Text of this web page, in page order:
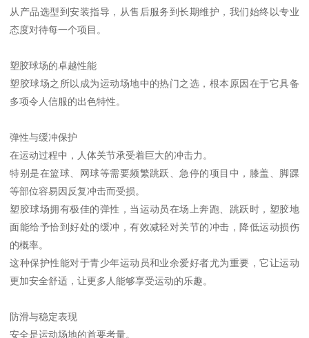
从产品选型到安装指导，从售后服务到长期维护，我们始终以专业
态度对待每一个项目。
塑胶球场的卓越性能
塑胶球场之所以成为运动场地中的热门之选，根本原因在于它具备
多项令人信服的出色特性。
弹性与缓冲保护
在运动过程中，人体关节承受着巨大的冲击力。
特别是在篮球、网球等需要频繁跳跃、急停的项目中，膝盖、脚踝
等部位容易因反复冲击而受损。
塑胶球场拥有极佳的弹性，当运动员在场上奔跑、跳跃时，塑胶地
面能给予恰到好处的缓冲，有效减轻对关节的冲击，降低运动损伤
的概率。
这种保护性能对于青少年运动员和业余爱好者尤为重要，它让运动
更加安全舒适，让更多人能够享受运动的乐趣。
防滑与稳定表现
安全是运动场地的首要考量。